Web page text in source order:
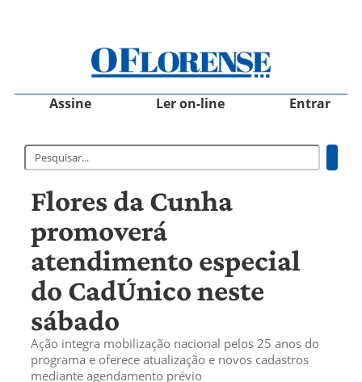
Assine Ler on-line Entrar
Flores da Cunha
promoverá
atendimento especial
do CadÚnico neste
sábado
Ação integra mobilização nacional pelos 25 anos do
programa e oferece atualização e novos cadastros
mediante agendamento prévio